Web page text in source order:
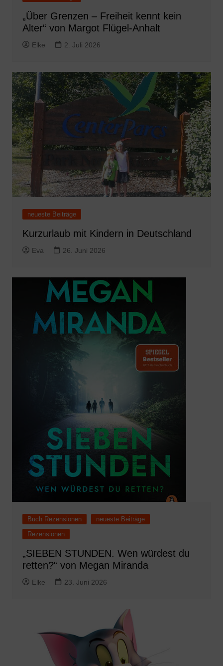
„Über Grenzen – Freiheit kennt kein
Alter“ von Margot Flügel-Anhalt
Elke 2. Juli 2026
neueste Beiträge
Kurzurlaub mit Kindern in Deutschland
Eva 26. Juni 2026
Buch Rezensionen
neueste Beiträge
Rezensionen
„SIEBEN STUNDEN. Wen würdest du
retten?“ von Megan Miranda
Elke 23. Juni 2026